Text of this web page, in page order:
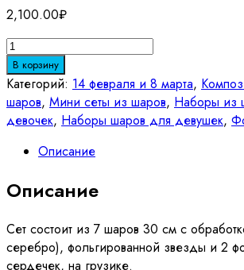
2,100.00₽
Количество
товара
Сет
№10
В корзину
Категорий: 14 февраля и 8 марта,
шаров, Мини сеты из шаров, Наборы из
девочек, Наборы шаров для девушек,
Описание
Описание
Сет состоит из 7 шаров 30 см с
серебро), фольгированной звезды и 2
сердечек, на грузике.